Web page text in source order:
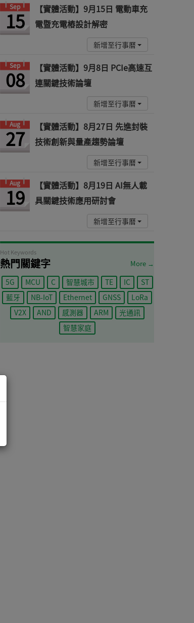
Sep
15
【實體活動】9月15日 電動車充
電暨充電樁設計解密
新增至行事曆
Sep
08
【實體活動】9月8日 PCIe高速互
連關鍵技術論壇
新增至行事曆
Aug
27
【實體活動】8月27日 先進封裝
技術創新與量產趨勢論壇
新增至行事曆
Aug
19
【實體活動】8月19日 AI無人載
具關鍵技術應用研討會
新增至行事曆
Hot Keywords
熱門關鍵字 More →
5G MCU C 智慧城市 TE IC
ST
藍牙
NB-IoT Ethernet GNSS
LoRa
V2X
AND 感測器 ARM
光通訊
智慧家庭